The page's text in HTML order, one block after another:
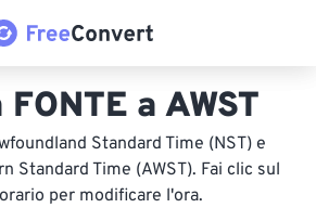
FONTE a AWST
Standard Time (NST) e
Standard Time (AWST). Fai clic sul
per modificare l'ora.